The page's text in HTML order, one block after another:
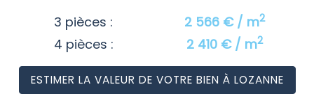
3 pièces : 2 566 € / m2
4 pièces : 2 410 € / m2
ESTIMER LA VALEUR DE VOTRE BIEN À LOZANNE